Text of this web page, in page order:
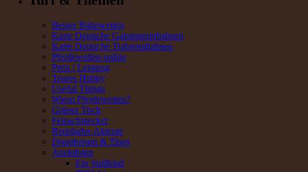
Besser Bahnwetten
Karte Deutsche Galopprennbahnen
Karte Deutsche Trabrennbahnen
Pferdewetten online
Preis / Leistung
Teures Hobby
Useful Things
Wieso Pferdewetten?
Grüner Tisch
Feinschmecker
Rennbahn-Akteure
Drumherum & Tipps
Anekdoten
Ein Stallkind